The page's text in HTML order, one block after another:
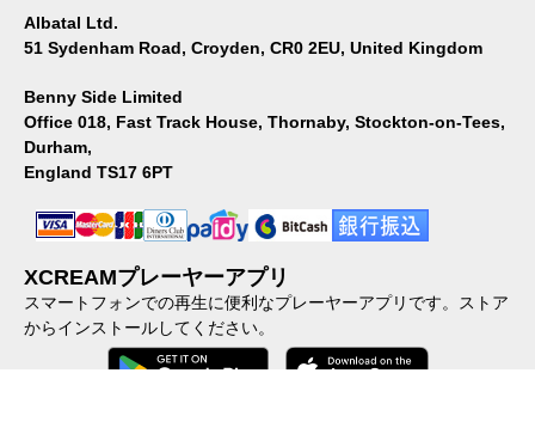
Albatal Ltd.
51 Sydenham Road, Croyden, CR0 2EU, United Kingdom
Benny Side Limited
Office 018, Fast Track House, Thornaby, Stockton-on-Tees,
Durham,
England TS17 6PT
XCREAMプレーヤーアプリ
スマートフォンでの再生に便利なプレーヤーアプリです。ストア
からインストールしてください。